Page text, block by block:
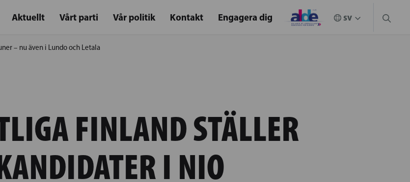
Aktuellt Vårt parti Vår politik Kontakt Engagera dig
– nu även i Lundo och Letala
FINLAND STÄLLER
I NIO